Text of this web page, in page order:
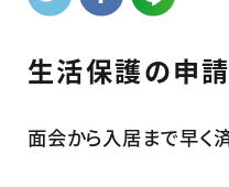
生活保護の申
面会から入居まで早く